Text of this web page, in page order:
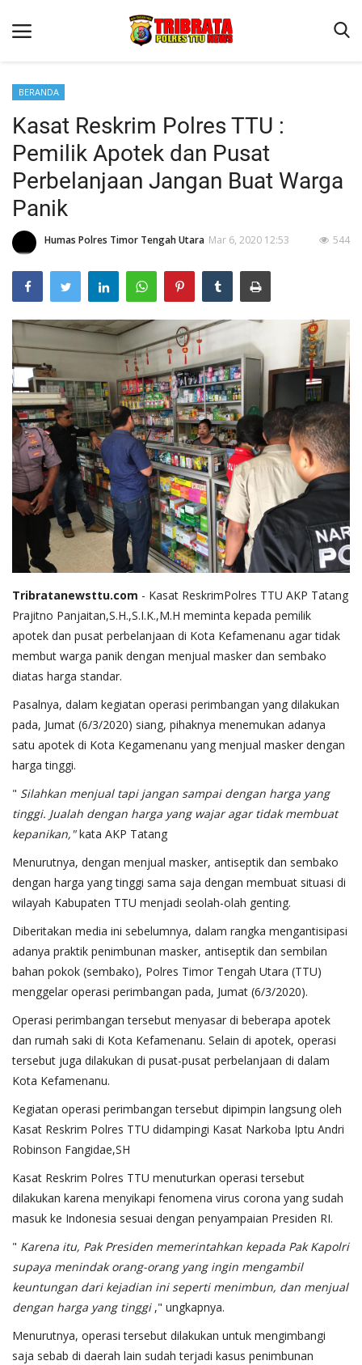
Beranda
Terms & Conditions
Reskrim
Binkam
Lantas
OPINI
BERANDA
Kasat Reskrim Polres TTU :
Pemilik Apotek dan Pusat
Perbelanjaan Jangan Buat Warga
Panik
Humas Polres Timor Tengah Utara Mar 6, 2020 12:53 544
Tribratanewsttu.com - Kasat ReskrimPolres TTU AKP Tatang
Prajitno Panjaitan,S.H.,S.I.K.,M.H meminta kepada pemilik
apotek dan pusat perbelanjaan di Kota Kefamenanu agar tidak
membut warga panik dengan menjual masker dan sembako
diatas harga standar.
Pasalnya, dalam kegiatan operasi perimbangan yang dilakukan
pada, Jumat (6/3/2020) siang, pihaknya menemukan adanya
satu apotek di Kota Kegamenanu yang menjual masker dengan
harga tinggi.
" Silahkan menjual tapi jangan sampai dengan harga yang
tinggi. Jualah dengan harga yang wajar agar tidak membuat
kepanikan,"kata AKP Tatang
Menurutnya, dengan menjual masker, antiseptik dan sembako
dengan harga yang tinggi sama saja dengan membuat situasi di
wilayah Kabupaten TTU menjadi seolah-olah genting.
Diberitakan media ini sebelumnya, dalam rangka mengantisipasi
adanya praktik penimbunan masker, antiseptik dan sembilan
bahan pokok (sembako), Polres Timor Tengah Utara (TTU)
menggelar operasi perimbangan pada, Jumat (6/3/2020).
Operasi perimbangan tersebut menyasar di beberapa apotek
dan rumah saki di Kota Kefamenanu. Selain di apotek, operasi
tersebut juga dilakukan di pusat-pusat perbelanjaan di dalam
Kota Kefamenanu.
Kegiatan operasi perimbangan tersebut dipimpin langsung oleh
Kasat Reskrim Polres TTU didampingi Kasat Narkoba Iptu Andri
Robinson Fangidae,SH
Kasat Reskrim Polres TTU menuturkan operasi tersebut
dilakukan karena menyikapi fenomena virus corona yang sudah
masuk ke Indonesia sesuai dengan penyampaian Presiden RI.
" Karena itu, Pak Presiden memerintahkan kepada Pak Kapolri
supaya menindak orang-orang yang ingin mengambil
keuntungan dari kejadian ini seperti menimbun, dan menjual
dengan harga yang tinggi ," ungkapnya.
Menurutnya, operasi tersebut dilakukan untuk mengimbangi
saja sebab di daerah lain sudah terjadi kasus penimbunan